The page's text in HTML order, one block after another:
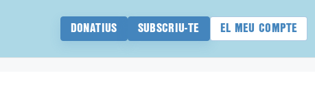
DONATIUS SUBSCRIU-TE EL MEU COMPTE